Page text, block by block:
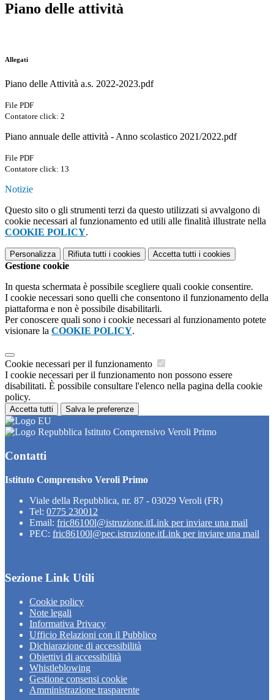
Piano delle attività
Allegati
Piano delle Attività a.s. 2022-2023.pdf
File PDF
Contatore click: 2
Piano annuale delle attività - Anno scolastico 2021/2022.pdf
File PDF
Contatore click: 13
Notizie
Questo sito o gli strumenti terzi da questo utilizzati si avvalgono di
cookie necessari al funzionamento ed utili alle finalità illustrate nella
COOKIE POLICY.
Personalizza Rifiuta tutti i cookies Accetta tutti i cookies
Gestione cookie
In questa schermata è possibile scegliere quali cookie consentire.
I cookie necessari sono quelli che consentono il funzionamento della
piattaforma e non è possibile disabilitarli.
Per conoscere quali sono i cookie necessari al funzionamento potete
visionare la COOKIE POLICY.
Cookie necessari per il funzionamento
I cookie necessari per il funzionamento non possono essere
disabilitati. È possibile consultare l'elenco nella pagina della cookie
policy.
Accetta tutti Salva le preferenze
Istituto Comprensivo Veroli Primo
Contatti
Istituto Comprensivo Veroli Primo
Viale della Repubblica, nr. 87 - 03029 Veroli (FR)
Tel: 0775 230012
Email: fric86100l@istruzione.itLink per inviare una mail
PEC: fric86100l@pec.istruzione.itLink per inviare una mail
Sezione Link Utili
Cookie policy
Note legali
Informativa Privacy
Ufficio Relazioni con il Pubblico
Dichiarazione di accessibilità
Obiettivi di accessibilità
Whistleblowing
Gestione consensi cookie
Amministrazione trasparente